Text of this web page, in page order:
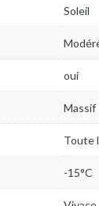
Soleil
oui
Massif
Toute
-15°C